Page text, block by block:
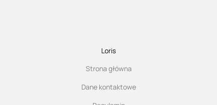
Loris
Strona główna
Dane kontaktowe